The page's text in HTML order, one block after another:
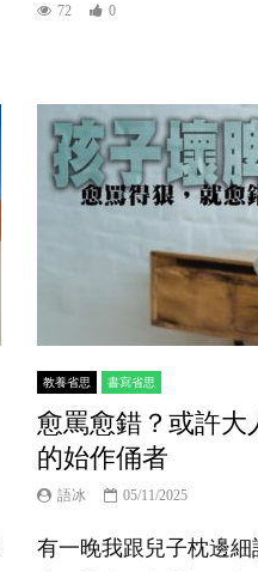
72 0
教養省思 書寫省思
愈罵愈錯？或許大
的始作俑者
語冰 05/11/2025
有一晚我跟兒子枕邊